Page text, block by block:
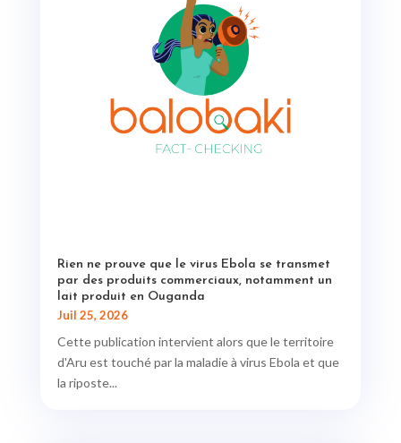
Rien ne prouve que le virus Ebola se transmet
par des produits commerciaux, notamment un
lait produit en Ouganda
Juil 25, 2026
Cette publication intervient alors que le territoire
d'Aru est touché par la maladie à virus Ebola et que
la riposte...